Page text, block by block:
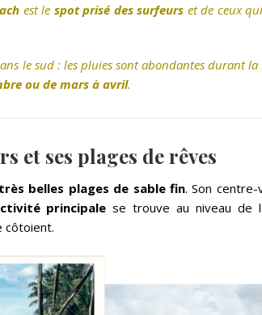
est le spot prisé des surfeurs et de ceux
le sud : les pluies sont abondantes durant
ou de mars à avril.
et ses plages de rêves
très belles plages de sable fin. Son
principalese trouve au niveau de
côtoient.